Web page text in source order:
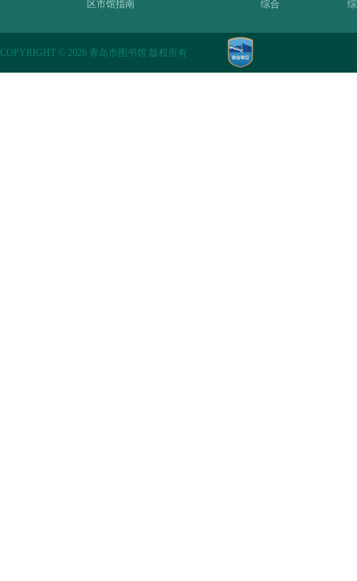
区市馆指南
综合
COPYRIGHT © 2026 青岛市图书馆 版权所有